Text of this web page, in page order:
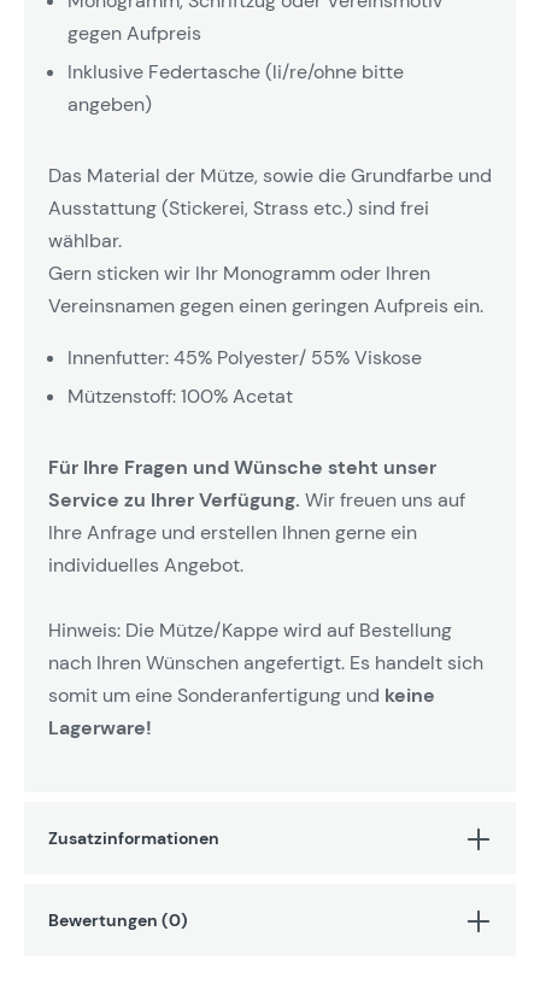
gegen Aufpreis
Inklusive Federtasche (li/re/ohne bitte
angeben)
Das Material der Mütze, sowie die Grundfarbe und
Ausstattung (Stickerei, Strass etc.) sind frei
wählbar.
Gern sticken wir Ihr Monogramm oder Ihren
Vereinsnamen gegen einen geringen Aufpreis ein.
Innenfutter: 45% Polyester/ 55% Viskose
Mützenstoff: 100% Acetat
Für Ihre Fragen und Wünsche steht unser
Service zu Ihrer Verfügung. Wir freuen uns auf
Ihre Anfrage und erstellen Ihnen gerne ein
individuelles Angebot.
Hinweis: Die Mütze/Kappe wird auf Bestellung
nach Ihren Wünschen angefertigt. Es handelt sich
somit um eine Sonderanfertigung und keine
Lagerware!
Zusatzinformationen
Bewertungen (0)